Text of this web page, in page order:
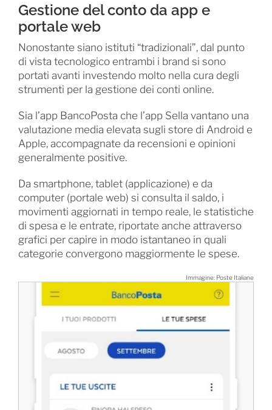
Gestione del conto da app e
portale web
Nonostante siano istituti “tradizionali”, dal punto
di vista tecnologico entrambi i brand si sono
portati avanti investendo molto nella cura degli
strumenti per la gestione dei conti online.
Sia l’app BancoPosta che l’app Sella vantano una
valutazione media elevata sugli store di Android e
Apple, accompagnate da recensioni e opinioni
generalmente positive.
Da smartphone, tablet (applicazione) e da
computer (portale web) si consulta il saldo, i
movimenti aggiornati in tempo reale, le statistiche
di spesa e le entrate, riportate anche attraverso
grafici per capire in modo istantaneo in quali
categorie convergono maggiormente le spese.
Immagine: Poste Italiane